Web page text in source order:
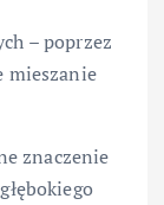
– poprzez
mieszanie
znaczenie